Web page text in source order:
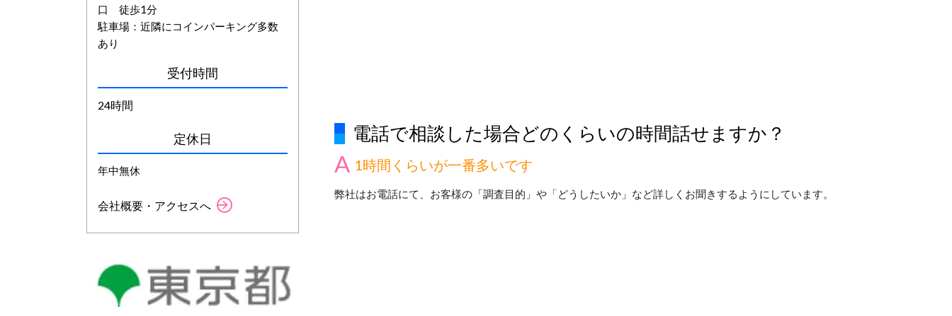
電話で相談した場合どのくらいの時間話せますか？
1時間くらいが一番多いです
弊社はお電話にて、お客様の「調査目的」や「どうしたいか」など詳しくお聞きするようにしています。
口 徒歩1分
駐車場：近隣にコインパーキング多数
あり
受付時間
24時間
定休日
年中無休
会社概要・アクセスへ